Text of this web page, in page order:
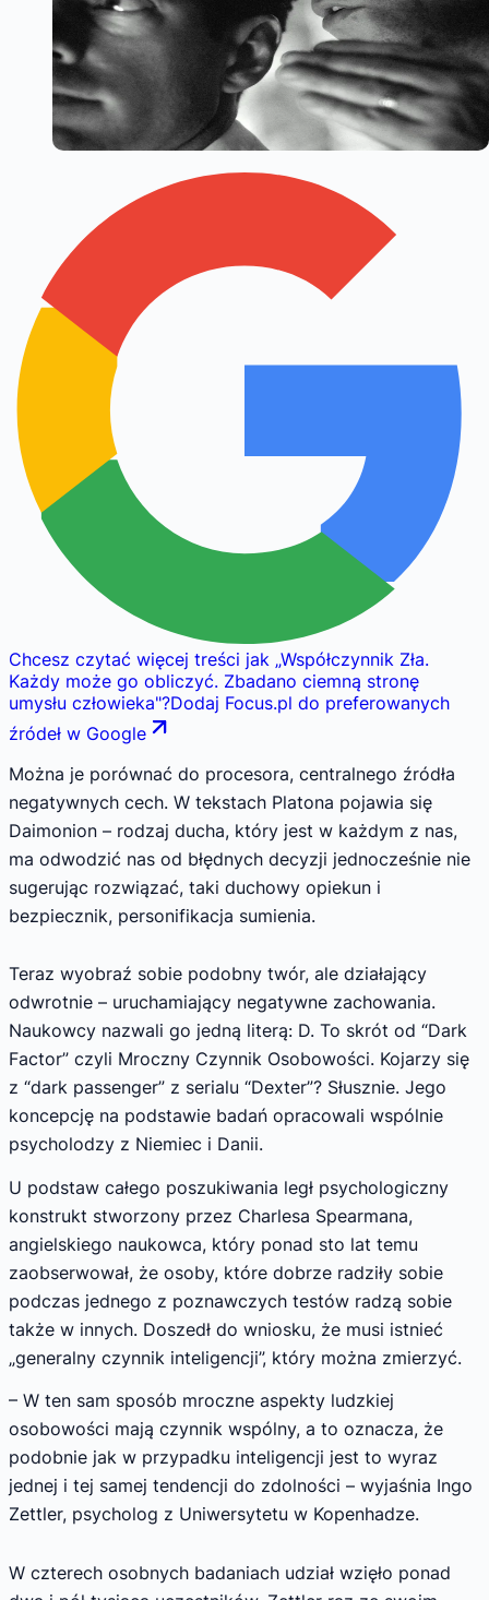
Chcesz czytać więcej treści jak „Współczynnik Zła.
Każdy może go obliczyć. Zbadano ciemną stronę
umysłu człowieka"?Dodaj Focus.pl do preferowanych
źródeł w Google
Można je porównać do procesora, centralnego źródła
negatywnych cech. W tekstach Platona pojawia się
Daimonion – rodzaj ducha, który jest w każdym z nas,
ma odwodzić nas od błędnych decyzji jednocześnie nie
sugerując rozwiązać, taki duchowy opiekun i
bezpiecznik, personifikacja sumienia.
Teraz wyobraź sobie podobny twór, ale działający
odwrotnie – uruchamiający negatywne zachowania.
Naukowcy nazwali go jedną literą: D. To skrót od “Dark
Factor” czyli Mroczny Czynnik Osobowości. Kojarzy się
z “dark passenger” z serialu “Dexter”? Słusznie. Jego
koncepcję na podstawie badań opracowali wspólnie
psycholodzy z Niemiec i Danii.
U podstaw całego poszukiwania legł psychologiczny
konstrukt stworzony przez Charlesa Spearmana,
angielskiego naukowca, który ponad sto lat temu
zaobserwował, że osoby, które dobrze radziły sobie
podczas jednego z poznawczych testów radzą sobie
także w innych. Doszedł do wniosku, że musi istnieć
„generalny czynnik inteligencji”, który można zmierzyć.
– W ten sam sposób mroczne aspekty ludzkiej
osobowości mają czynnik wspólny, a to oznacza, że
podobnie jak w przypadku inteligencji jest to wyraz
jednej i tej samej tendencji do zdolności – wyjaśnia Ingo
Zettler, psycholog z Uniwersytetu w Kopenhadze.
W czterech osobnych badaniach udział wzięło ponad